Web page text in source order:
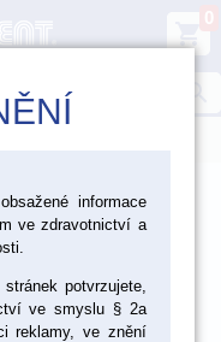
shopping_cart
0
a inleje >
Opaque
informace
ve zdravotnictví a
potvrzujete,
ve smyslu § 2a
reklamy, ve znění